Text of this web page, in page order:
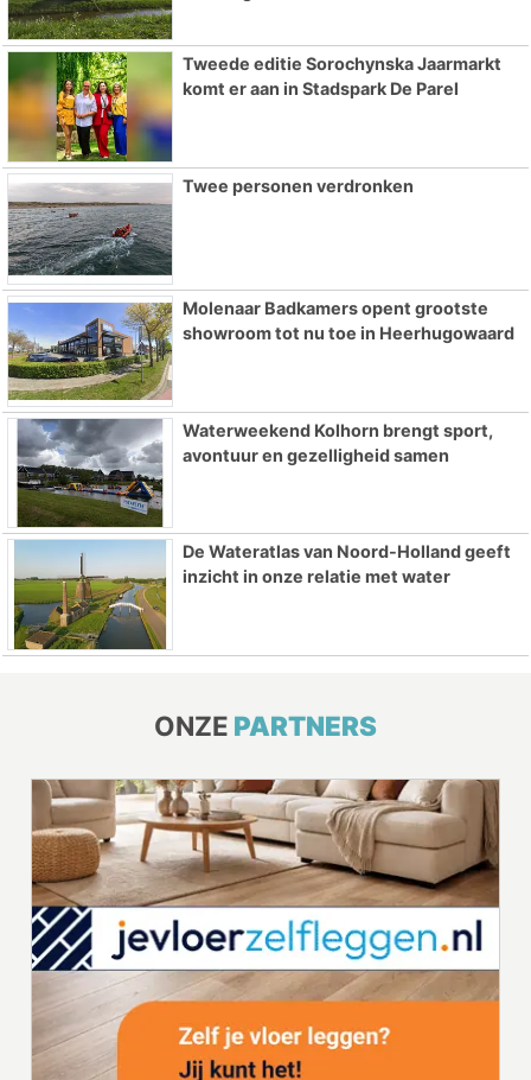
Tweede editie Sorochynska Jaarmarkt
komt er aan in Stadspark De Parel
Twee personen verdronken
Molenaar Badkamers opent grootste
showroom tot nu toe in Heerhugowaard
Waterweekend Kolhorn brengt sport,
avontuur en gezelligheid samen
De Wateratlas van Noord-Holland geeft
inzicht in onze relatie met water
ONZE PARTNERS